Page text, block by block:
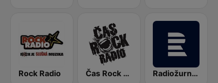
Rock Radio Čas Rock Radio Radiožurnál Sport